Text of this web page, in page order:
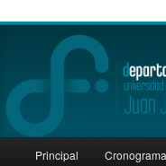
Skip
Skip
Principal Cronograma